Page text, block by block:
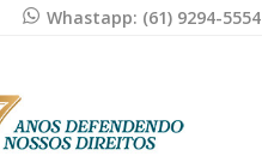
Whastapp: (61) 9294-5554